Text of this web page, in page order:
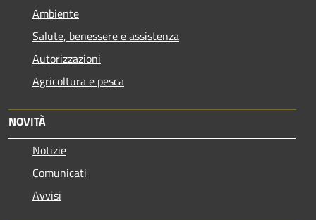
Ambiente
Salute, benessere e assistenza
Autorizzazioni
Agricoltura e pesca
NOVITÀ
Notizie
Comunicati
Avvisi